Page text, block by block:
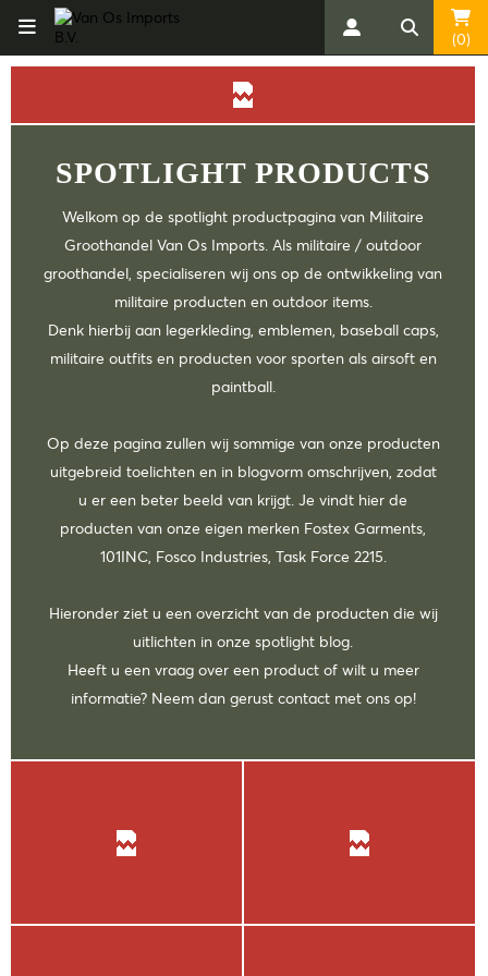
(0)
SPOTLIGHT PRODUCTS
Welkom op de spotlight productpagina van Militaire
Groothandel Van Os Imports. Als militaire / outdoor
groothandel, specialiseren wij ons op de ontwikkeling van
militaire producten en outdoor items.
Denk hierbij aan legerkleding, emblemen, baseball caps,
militaire outfits en producten voor sporten als airsoft en
paintball.
Op deze pagina zullen wij sommige van onze producten
uitgebreid toelichten en in blogvorm omschrijven, zodat
u er een beter beeld van krijgt. Je vindt hier de
producten van onze eigen merken Fostex Garments,
101INC, Fosco Industries, Task Force 2215.
Hieronder ziet u een overzicht van de producten die wij
uitlichten in onze spotlight blog.
Heeft u een vraag over een product of wilt u meer
informatie? Neem dan gerust contact met ons op!